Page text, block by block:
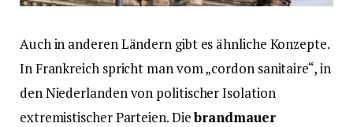
Auch in anderen Ländern gibt es ähnliche Konzepte.
In Frankreich spricht man vom „cordon sanitaire“, in
den Niederlanden von politischer Isolation
extremistischer Parteien. Diebrandmauer